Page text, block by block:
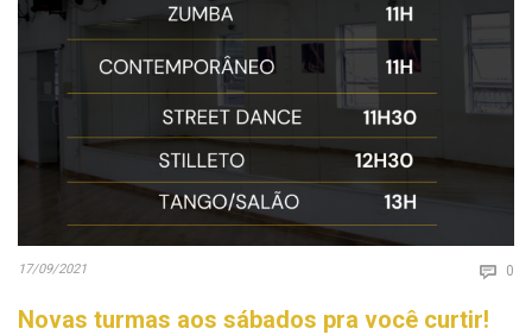
17/09/2021  0
Novas turmas aos sábados pra você curtir!